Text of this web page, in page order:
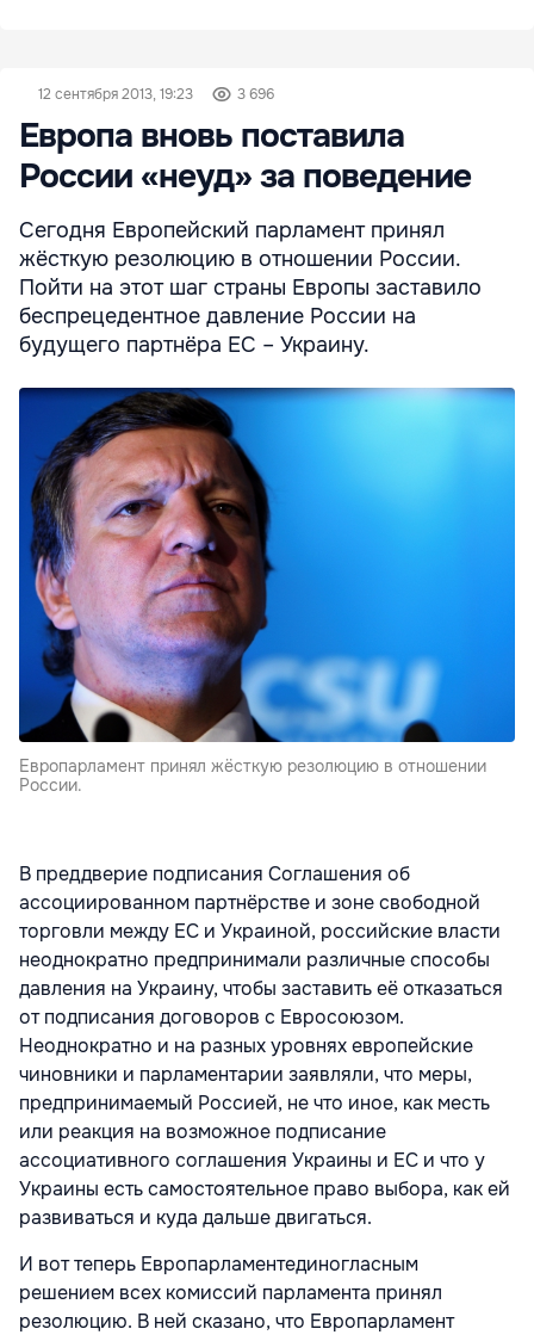
12 сентября 2013, 19:23 3 696
Европа вновь поставила
России «неуд» за поведение
Сегодня Европейский парламент принял
жёсткую резолюцию в отношении России.
Пойти на этот шаг страны Европы заставило
беспрецедентное давление России на
будущего партнёра ЕС – Украину.
Европарламент принял жёсткую резолюцию в отношении
России.
В преддверие подписания Соглашения об
ассоциированном партнёрстве и зоне свободной
торговли между ЕС и Украиной, российские власти
неоднократно предпринимали различные способы
давления на Украину, чтобы заставить её отказаться
от подписания договоров с Евросоюзом.
Неоднократно и на разных уровнях европейские
чиновники и парламентарии заявляли, что меры,
предпринимаемый Россией, не что иное, как месть
или реакция на возможное подписание
ассоциативного соглашения Украины и ЕС и что у
Украины есть самостоятельное право выбора, как ей
развиваться и куда дальше двигаться.
И вот теперь Европарламентединогласным
решением всех комиссий парламента принял
резолюцию. В ней сказано, что Европарламент